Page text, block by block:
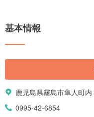
基本情報
鹿児島県霧島市隼人町内
0995-42-6854